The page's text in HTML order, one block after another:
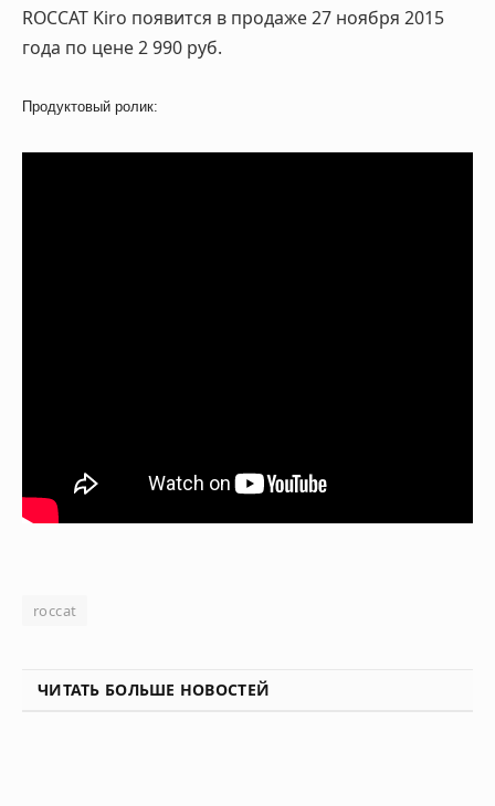
ROCCAT Kiro появится в продаже 27 ноября 2015
года по цене 2 990 руб.
Продуктовый ролик:
roccat
ЧИТАТЬ БОЛЬШЕ НОВОСТЕЙ